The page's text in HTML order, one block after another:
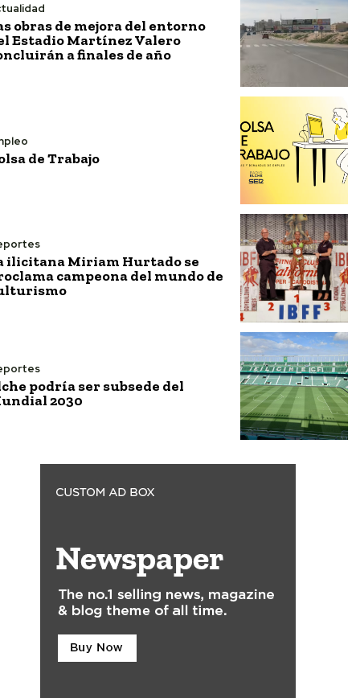
obras de mejora del entorno
Estadio Martínez Valero
a finales de año
de Trabajo
ilicitana Miriam Hurtado se
campeona del mundo de
podría ser subsede del
2030